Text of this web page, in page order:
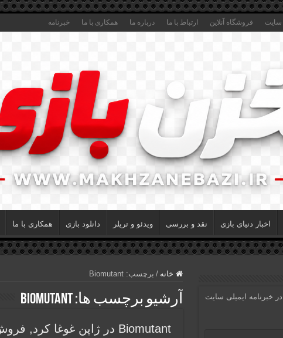
سایت فروشگاه آنلاین ارتباط با ما درباره ما همکاری با ما خبرنامه
اخبار دنیای بازی نقد و بررسی ویدئو و تریلر دانلود بازی همکاری با ما
خانه / برچسب:Biomutant
آرشیو برچسب ها:Biomutant
Biomutant در ژاپن غوغا کرد, فروش ۲۰ برابر فراتر از انتظار!
خبرنامه ایمیلی سایت